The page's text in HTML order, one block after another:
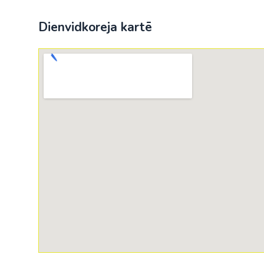
Dienvidkoreja kartē